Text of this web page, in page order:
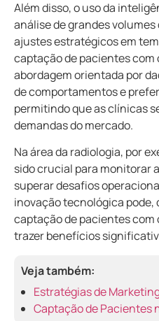
Além disso, o uso da
análise de grandes
ajustes estratégicos em
captação de pacientes com
abordagem orientada por
de comportamentos e
permitindo que as clínicas
demandas do mercado.
Na área da radiologia, por
sido crucial para monitorar
superar desafios
inovação tecnológica pode,
captação de pacientes
trazer benefícios
Veja também:
Estratégias de
Captação de Pacientes